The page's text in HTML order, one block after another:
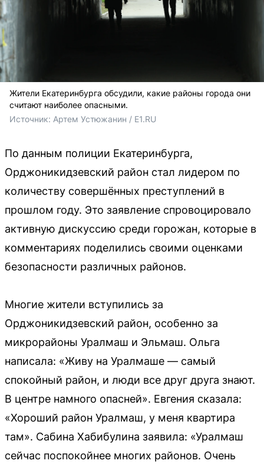
Жители Екатеринбурга обсудили, какие районы города они
считают наиболее опасными.
Источник: Артем Устюжанин / E1.RU
По данным полиции Екатеринбурга,
Орджоникидзевский район стал лидером по
количеству совершённых преступлений в
прошлом году. Это заявление спровоцировало
активную дискуссию среди горожан, которые в
комментариях поделились своими оценками
безопасности различных районов.
Многие жители вступились за
Орджоникидзевский район, особенно за
микрорайоны Уралмаш и Эльмаш. Ольга
написала: «Живу на Уралмаше — самый
спокойный район, и люди все друг друга знают.
В центре намного опасней». Евгения сказала:
«Хороший район Уралмаш, у меня квартира
там». Сабина Хабибулина заявила: «Уралмаш
сейчас поспокойнее многих районов. Очень